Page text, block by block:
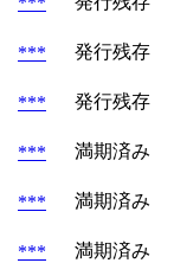
***
発行残存
***
発行残存
***
満期済み
***
満期済み
*** 満期済み